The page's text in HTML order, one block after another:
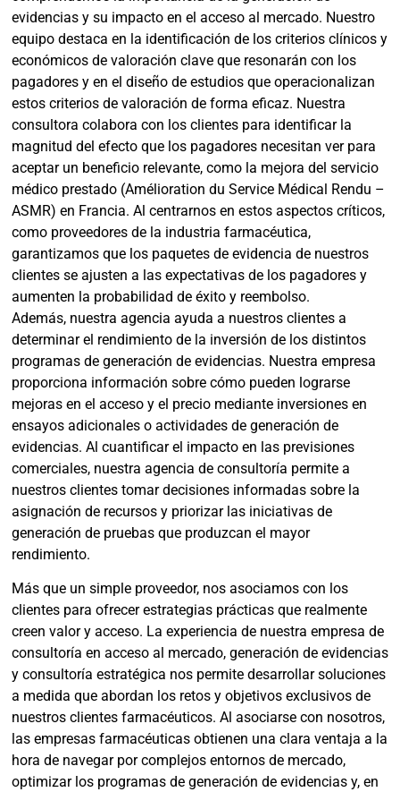
evidencias y su impacto en el acceso al mercado. Nuestro
equipo destaca en la identificación de los criterios clínicos y
económicos de valoración clave que resonarán con los
pagadores y en el diseño de estudios que operacionalizan
estos criterios de valoración de forma eficaz. Nuestra
consultora colabora con los clientes para identificar la
magnitud del efecto que los pagadores necesitan ver para
aceptar un beneficio relevante, como la mejora del servicio
médico prestado (Amélioration du Service Médical Rendu –
ASMR) en Francia. Al centrarnos en estos aspectos críticos,
como proveedores de la industria farmacéutica,
garantizamos que los paquetes de evidencia de nuestros
clientes se ajusten a las expectativas de los pagadores y
aumenten la probabilidad de éxito y reembolso.
Además, nuestra agencia ayuda a nuestros clientes a
determinar el rendimiento de la inversión de los distintos
programas de generación de evidencias. Nuestra empresa
proporciona información sobre cómo pueden lograrse
mejoras en el acceso y el precio mediante inversiones en
ensayos adicionales o actividades de generación de
evidencias. Al cuantificar el impacto en las previsiones
comerciales, nuestra agencia de consultoría permite a
nuestros clientes tomar decisiones informadas sobre la
asignación de recursos y priorizar las iniciativas de
generación de pruebas que produzcan el mayor
rendimiento.
Más que un simple proveedor, nos asociamos con los
clientes para ofrecer estrategias prácticas que realmente
creen valor y acceso. La experiencia de nuestra empresa de
consultoría en acceso al mercado, generación de evidencias
y consultoría estratégica nos permite desarrollar soluciones
a medida que abordan los retos y objetivos exclusivos de
nuestros clientes farmacéuticos. Al asociarse con nosotros,
las empresas farmacéuticas obtienen una clara ventaja a la
hora de navegar por complejos entornos de mercado,
optimizar los programas de generación de evidencias y, en